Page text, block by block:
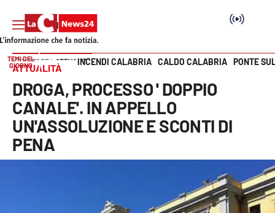
SEZIONI
Cronaca
Politica
Vai
TEMI DEL
GIORNO
INCENDI CALABRIA CALDO CALABRIA PONTE
HOME PAGE ATTUALITÀ
ATTUALITÀ
DROGA, PROCESSO ' DOPPIO
CANALE'. IN APPELLO
UN'ASSOLUZIONE E SCONTI DI
PENA